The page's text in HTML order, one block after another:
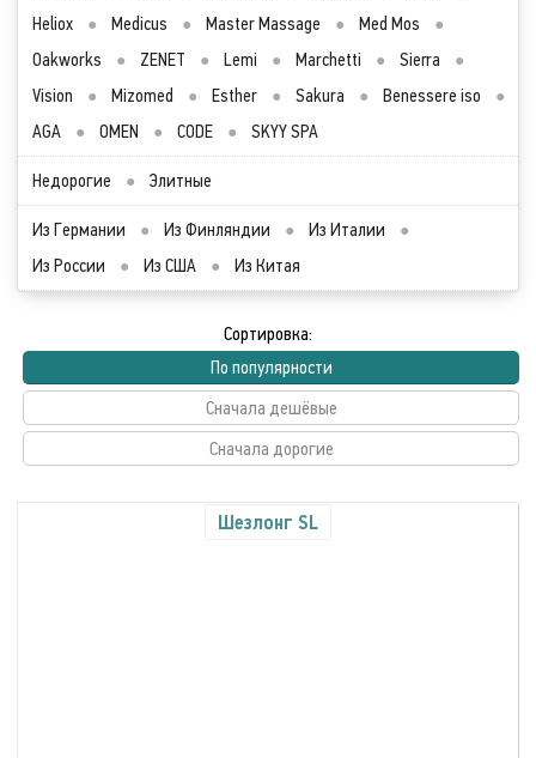
Heliox
● Medicus ● Master Massage ● Med Mos
●
Oakworks
● ZENET ● Lemi ● Marchetti ● Sierra
●
Vision
● Mizomed ● Esther ● Sakura ● Benessere iso
●
AGA
● OMEN ● CODE ● SKYY SPA
Недорогие ● Элитные
Из Германии ● Из Финляндии ● Из Италии
●
Из России
● Из США ● Из Китая
Сортировка:
По популярности
Сначала дешёвые
Сначала дорогие
Шезлонг SL